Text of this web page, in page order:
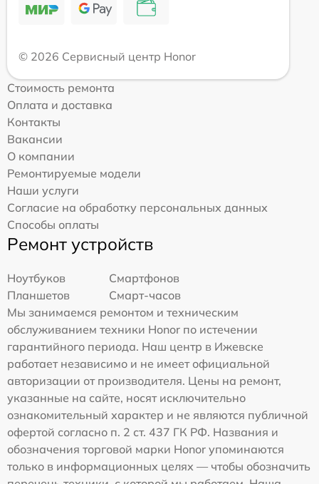
© 2026 Сервисный центр Honor
Стоимость ремонта
Оплата и доставка
Контакты
Вакансии
О компании
Ремонтируемые модели
Наши услуги
Согласие на обработку персональных данных
Способы оплаты
Ремонт устройств
Ноутбуков
Смартфонов
Планшетов
Смарт-часов
Мы занимаемся ремонтом и техническим
обслуживанием техники Honor по истечении
гарантийного периода. Наш центр в Ижевске
работает независимо и не имеет официальной
авторизации от производителя. Цены на ремонт,
указанные на сайте, носят исключительно
ознакомительный характер и не являются публичной
офертой согласно п. 2 ст. 437 ГК РФ. Названия и
обозначения торговой марки Honor упоминаются
только в информационных целях — чтобы обозначить